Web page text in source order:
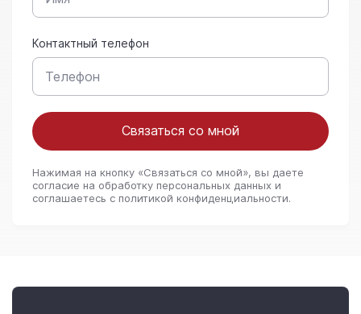
Контактный телефон
Связаться со мной
Нажимая на кнопку «Связаться со мной», вы даете
согласие на обработку персональных данных и
соглашаетесь c политикой конфиденциальности.